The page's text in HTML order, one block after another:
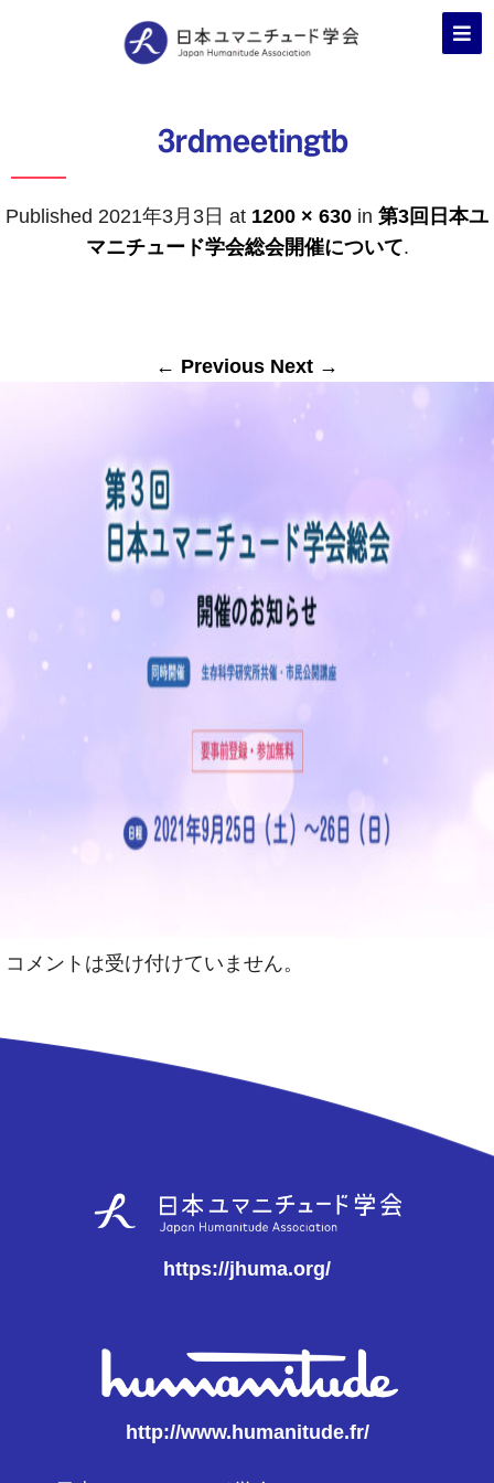
3rdmeetingtb
Published 2021年3月3日 at 1200 × 630 in 第3回日本ユ
マニチュード学会総会開催について.
← Previous Next →
コメントは受け付けていません。
https://jhuma.org/
http://www.humanitude.fr/